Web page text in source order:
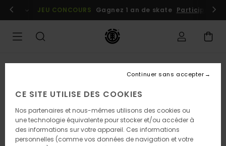
l'information
Se connecter / s'inscrire
JEU CONCOURS Gagnez 1 an de skate Participez
CE SITE UTILISE DES COOKIES
Nos partenaires et nous-mêmes utilisons des cookies ou
une technologie équivalente pour stocker et/ou accéder à
des informations sur votre appareil. Ces informations
personnelles (comme vos données de navigation et votre
Continuer sans accepter